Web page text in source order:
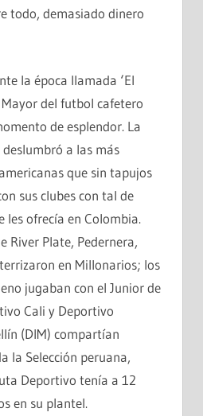
todo, demasiado dinero
la época llamada ‘El
del futbol cafetero
de esplendor. La
a las más
que sin tapujos
sus clubes con tal de
les ofrecía en Colombia.
River Plate, Pedernera,
en Millonarios; los
jugaban con el Junior de
Cali y Deportivo
(DIM) compartían
la Selección peruana,
Deportivo tenía a 12
en su plantel.